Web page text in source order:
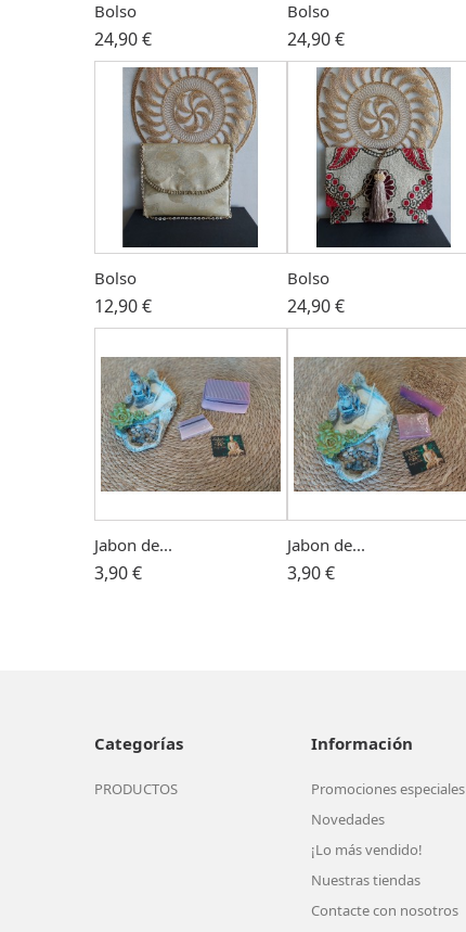
Bolso
24,90 €
Bolso
24,90 €
Bolso
12,90 €
Bolso
24,90 €
Jabon de...
3,90 €
Jabon de...
3,90 €
Categorías
PRODUCTOS
Información
Promociones especiales
Novedades
¡Lo más vendido!
Nuestras tiendas
Contacte con nosotros